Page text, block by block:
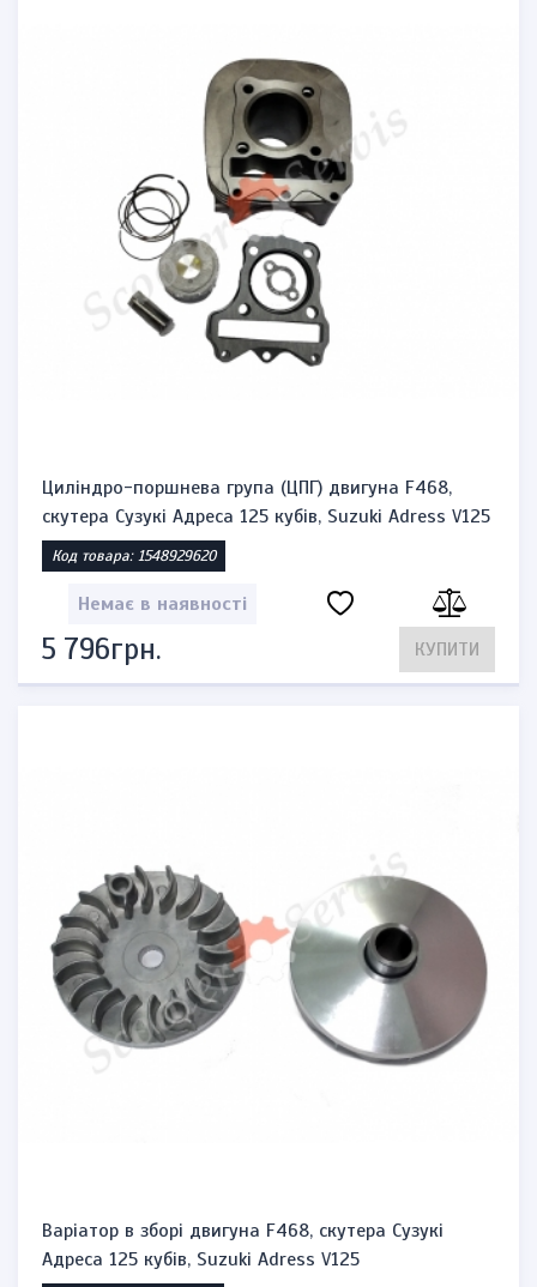
Циліндро-поршнева група (ЦПГ) двигуна F468,
скутера Сузукі Адреса 125 кубів, Suzuki Adress V125
Код товара: 1548929620
Немає в наявності
5 796грн. КУПИТИ
Варіатор в зборі двигуна F468, скутера Сузукі
Адреса 125 кубів, Suzuki Adress V125